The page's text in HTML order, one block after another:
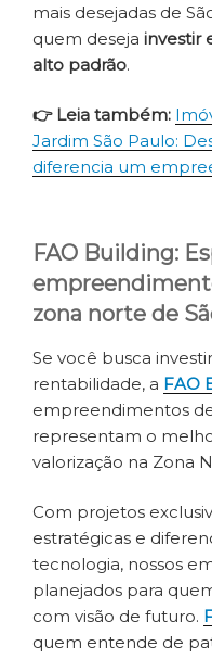
mais desejadas de
quem deseja investir
alto padrão.
👉 Leia também:
Jardim São Paulo:
diferencia um
FAO Building:
zona norte de
Se você busca
rentabilidade, a FAO
empreendimentos
representam o
valorização na Zona
Com projetos
estratégicas e
tecnologia, nossos
planejados para
com visão de futuro.
quem entende de